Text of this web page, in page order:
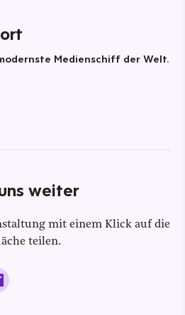
Medienschiff der Welt.
weiter
mit einem Klick auf die
teilen.